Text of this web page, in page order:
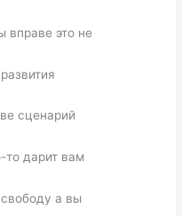
вправе это не
сценарий
то дарит вам
а вы